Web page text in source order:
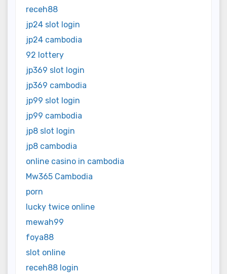
receh88
jp24 slot login
jp24 cambodia
92 lottery
jp369 slot login
jp369 cambodia
jp99 slot login
jp99 cambodia
jp8 slot login
jp8 cambodia
online casino in cambodia
Mw365 Cambodia
porn
lucky twice online
mewah99
foya88
slot online
receh88 login